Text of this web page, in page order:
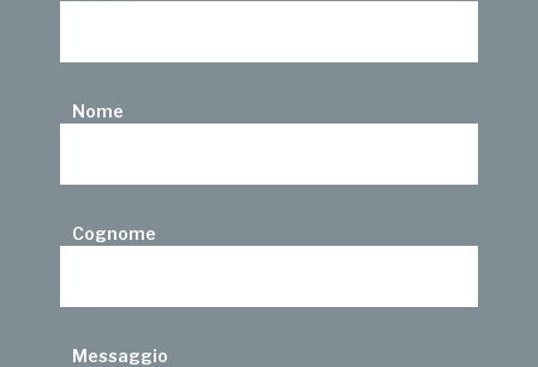
Nome
Cognome
Messaggio